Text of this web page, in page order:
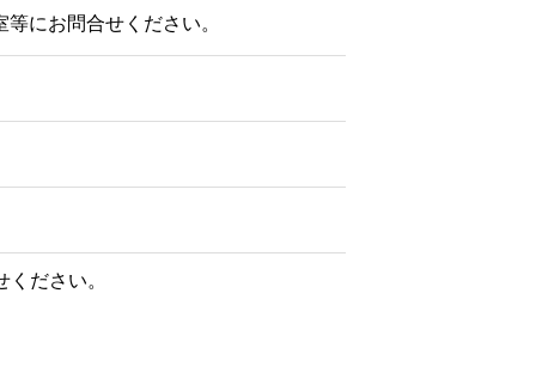
にお問合せください。
ださい。